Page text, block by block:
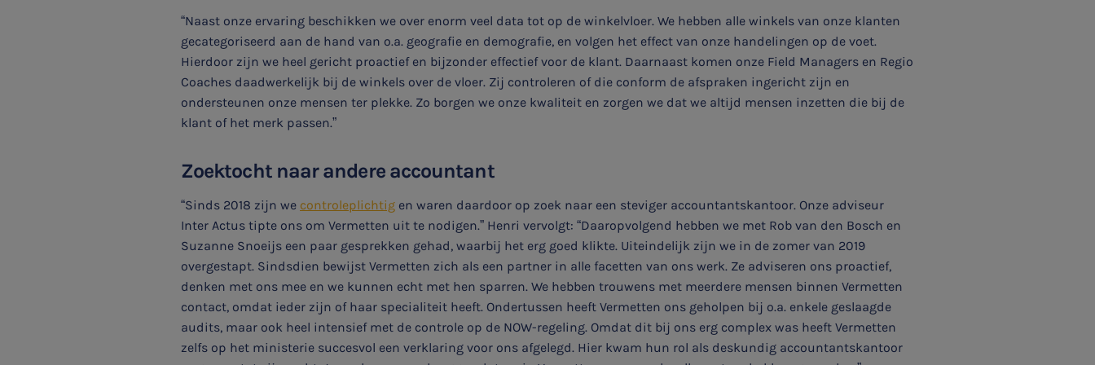
“Naast onze ervaring beschikken we over enorm veel data tot op de winkelvloer. We hebben alle winkels van onze klanten
gecategoriseerd aan de hand van o.a. geografie en demografie, en volgen het effect van onze handelingen op de voet.
Hierdoor zijn we heel gericht proactief en bijzonder effectief voor de klant. Daarnaast komen onze Field Managers en Regio
Coaches daadwerkelijk bij de winkels over de vloer. Zij controleren of die conform de afspraken ingericht zijn en
ondersteunen onze mensen ter plekke. Zo borgen we onze kwaliteit en zorgen we dat we altijd mensen inzetten die bij de
klant of het merk passen.”
Zoektocht naar andere accountant
“Sinds 2018 zijn we controleplichtig en waren daardoor op zoek naar een steviger accountantskantoor. Onze adviseur
Inter Actus tipte ons om Vermetten uit te nodigen.” Henri vervolgt: “Daaropvolgend hebben we met Rob van den Bosch en
Suzanne Snoeijs een paar gesprekken gehad, waarbij het erg goed klikte. Uiteindelijk zijn we in de zomer van 2019
overgestapt. Sindsdien bewijst Vermetten zich als een partner in alle facetten van ons werk. Ze adviseren ons proactief,
denken met ons mee en we kunnen echt met hen sparren. We hebben trouwens met meerdere mensen binnen Vermetten
contact, omdat ieder zijn of haar specialiteit heeft. Ondertussen heeft Vermetten ons geholpen bij o.a. enkele geslaagde
audits, maar ook heel intensief met de controle op de NOW-regeling. Omdat dit bij ons erg complex was heeft Vermetten
zelfs op het ministerie succesvol een verklaring voor ons afgelegd. Hier kwam hun rol als deskundig accountantskantoor